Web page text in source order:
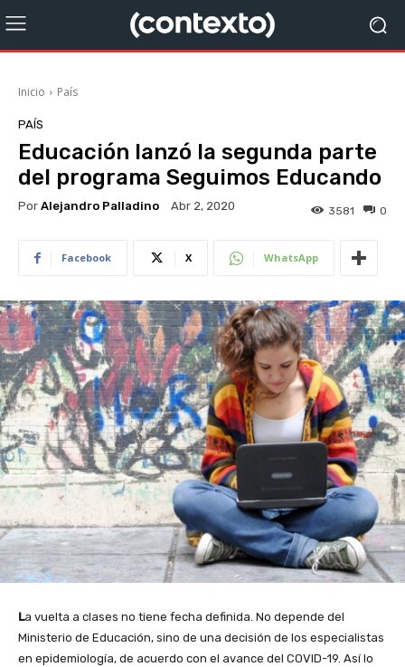
Inicio País
PAÍS
Educación lanzó la segunda parte
del programa Seguimos Educando
Por Alejandro Palladino Abr 2, 2020 0
3581
Facebook X WhatsApp
La vuelta a clases no tiene fecha definida. No depende del
Ministerio de Educación, sino de una decisión de los especialistas
en epidemiología, de acuerdo con el avance del COVID-19. Así lo